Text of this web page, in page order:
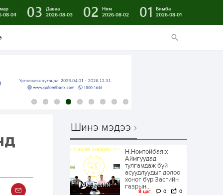
08-04
03
Даваа
2026-08-03
02
Ням
2026-08-02
01
Бямба
2026-08-01
Шинэ мэдээ
Н.Номтойбаяр:
Аймгуудад
тулгамдаж буй
асуудлуудыг долоо
хоног бүр Засгийн
газрын...
8 цаг 0 0